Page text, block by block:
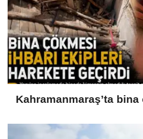
Kahramanmaraş’ta bina